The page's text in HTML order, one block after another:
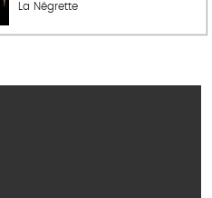
La Négrette